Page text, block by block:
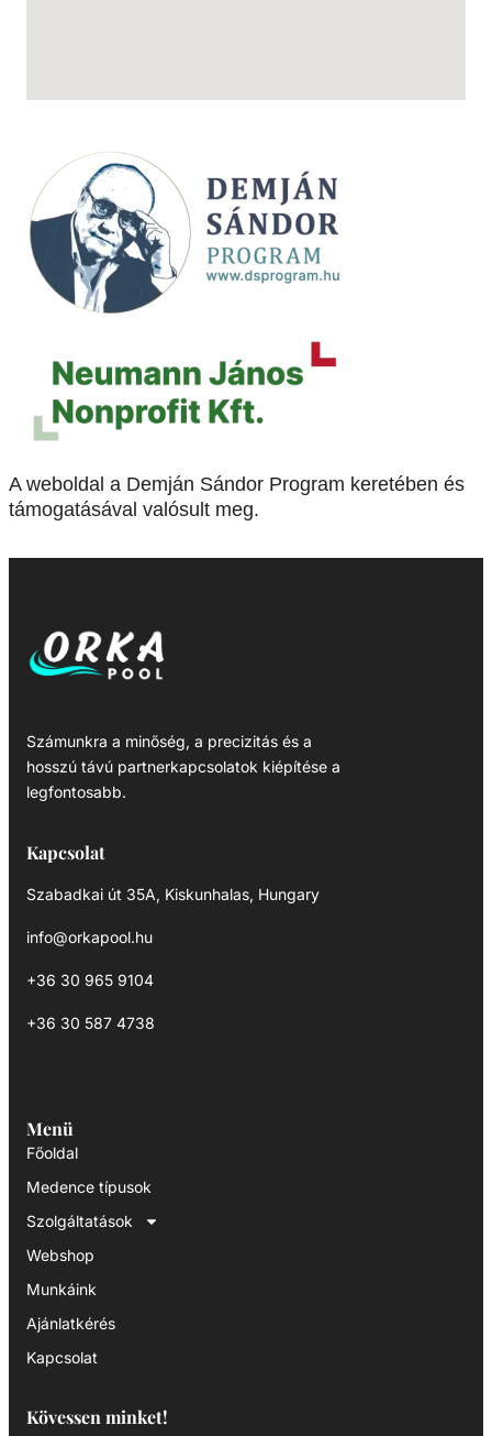
A weboldal a Demján Sándor Program keretében és
támogatásával valósult meg.
Számunkra a minőség, a precizitás és a
hosszú távú partnerkapcsolatok kiépítése a
legfontosabb.
Kapcsolat
Szabadkai út 35A, Kiskunhalas, Hungary
info@orkapool.hu
+36 30 965 9104
+36 30 587 4738
Menü
Főoldal
Medence típusok
Szolgáltatások
Webshop
Munkáink
Ajánlatkérés
Kapcsolat
Kövessen minket!